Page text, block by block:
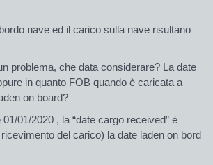
nave ed il carico sulla nave risultano
problema, che data considerare? La date
in quanto FOB quando è caricata a
on board?
01/2020 , la “date cargo received” è
del carico) la date laden on bord